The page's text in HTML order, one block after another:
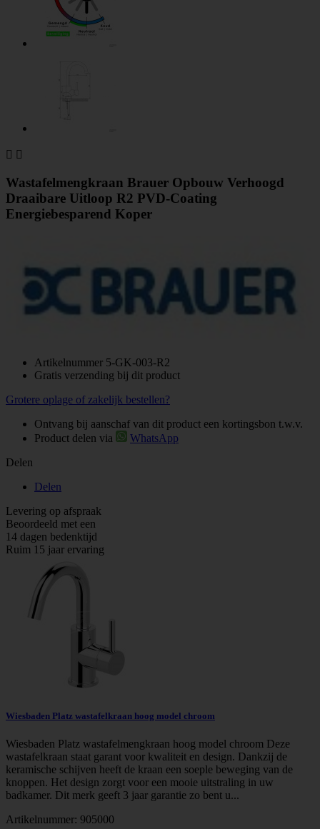
 
Wastafelmengkraan Brauer Opbouw Verhoogd
Draaibare Uitloop R2 PVD-Coating
Energiebesparend Koper
Artikelnummer 5-GK-003-R2
Gratis verzending bij dit product
Grotere oplage of zakelijk bestellen?
Ontvang bij aanschaf van dit product een kortingsbon t.w.v.
Product delen via
WhatsApp
Delen
Delen
Levering op afspraak
Beoordeeld met een
14 dagen bedenktijd
Ruim 15 jaar ervaring
Wiesbaden Platz wastafelkraan hoog model chroom
Wiesbaden Platz wastafelmengkraan hoog model chroom Deze
wastafelkraan staat garant voor kwaliteit en design. Dankzij de
keramische schijven heeft de kraan een soeple beweging van de
knoppen. Het design zorgt voor een mooie uitstraling in uw
badkamer. Dit merk geeft 3 jaar garantie zo bent u...
Artikelnummer: 905000